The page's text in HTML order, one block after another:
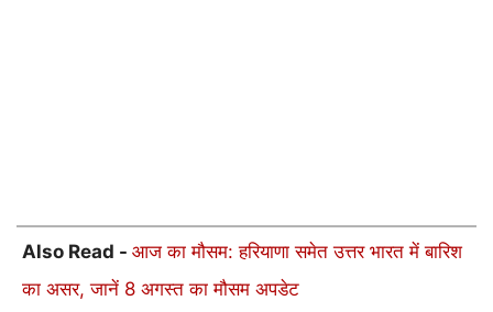
Also Read - आज का मौसम: हरियाणा समेत उत्तर भारत में बारिश
का असर, जानें 8 अगस्त का मौसम अपडेट